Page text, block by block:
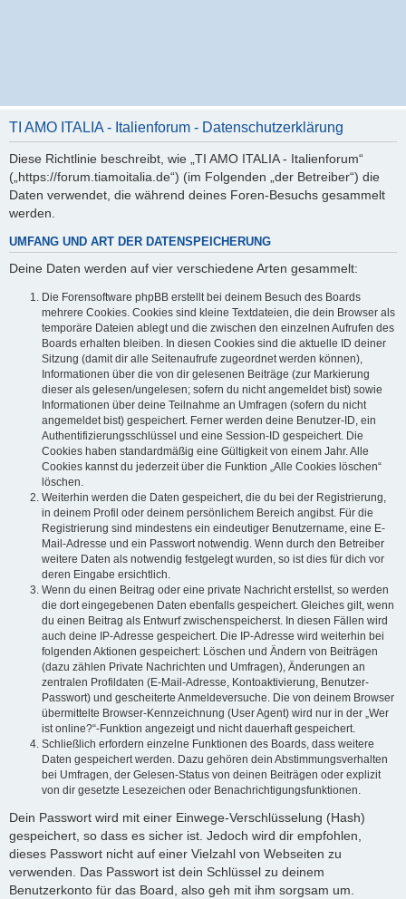
TI AMO ITALIA - Italienforum - Datenschutzerklärung
Diese Richtlinie beschreibt, wie „TI AMO ITALIA - Italienforum“
(„https://forum.tiamoitalia.de“) (im Folgenden „der Betreiber“) die
Daten verwendet, die während deines Foren-Besuchs gesammelt
werden.
UMFANG UND ART DER DATENSPEICHERUNG
Deine Daten werden auf vier verschiedene Arten gesammelt:
Die Forensoftware phpBB erstellt bei deinem Besuch des Boards
mehrere Cookies. Cookies sind kleine Textdateien, die dein Browser als
temporäre Dateien ablegt und die zwischen den einzelnen Aufrufen des
Boards erhalten bleiben. In diesen Cookies sind die aktuelle ID deiner
Sitzung (damit dir alle Seitenaufrufe zugeordnet werden können),
Informationen über die von dir gelesenen Beiträge (zur Markierung
dieser als gelesen/ungelesen; sofern du nicht angemeldet bist) sowie
Informationen über deine Teilnahme an Umfragen (sofern du nicht
angemeldet bist) gespeichert. Ferner werden deine Benutzer-ID, ein
Authentifizierungsschlüssel und eine Session-ID gespeichert. Die
Cookies haben standardmäßig eine Gültigkeit von einem Jahr. Alle
Cookies kannst du jederzeit über die Funktion „Alle Cookies löschen“
löschen.
Weiterhin werden die Daten gespeichert, die du bei der Registrierung,
in deinem Profil oder deinem persönlichem Bereich angibst. Für die
Registrierung sind mindestens ein eindeutiger Benutzername, eine E-
Mail-Adresse und ein Passwort notwendig. Wenn durch den Betreiber
weitere Daten als notwendig festgelegt wurden, so ist dies für dich vor
deren Eingabe ersichtlich.
Wenn du einen Beitrag oder eine private Nachricht erstellst, so werden
die dort eingegebenen Daten ebenfalls gespeichert. Gleiches gilt, wenn
du einen Beitrag als Entwurf zwischenspeicherst. In diesen Fällen wird
auch deine IP-Adresse gespeichert. Die IP-Adresse wird weiterhin bei
folgenden Aktionen gespeichert: Löschen und Ändern von Beiträgen
(dazu zählen Private Nachrichten und Umfragen), Änderungen an
zentralen Profildaten (E-Mail-Adresse, Kontoaktivierung, Benutzer-
Passwort) und gescheiterte Anmeldeversuche. Die von deinem Browser
übermittelte Browser-Kennzeichnung (User Agent) wird nur in der „Wer
ist online?“-Funktion angezeigt und nicht dauerhaft gespeichert.
Schließlich erfordern einzelne Funktionen des Boards, dass weitere
Daten gespeichert werden. Dazu gehören dein Abstimmungsverhalten
bei Umfragen, der Gelesen-Status von deinen Beiträgen oder explizit
von dir gesetzte Lesezeichen oder Benachrichtigungsfunktionen.
Dein Passwort wird mit einer Einwege-Verschlüsselung (Hash)
gespeichert, so dass es sicher ist. Jedoch wird dir empfohlen,
dieses Passwort nicht auf einer Vielzahl von Webseiten zu
verwenden. Das Passwort ist dein Schlüssel zu deinem
Benutzerkonto für das Board, also geh mit ihm sorgsam um.